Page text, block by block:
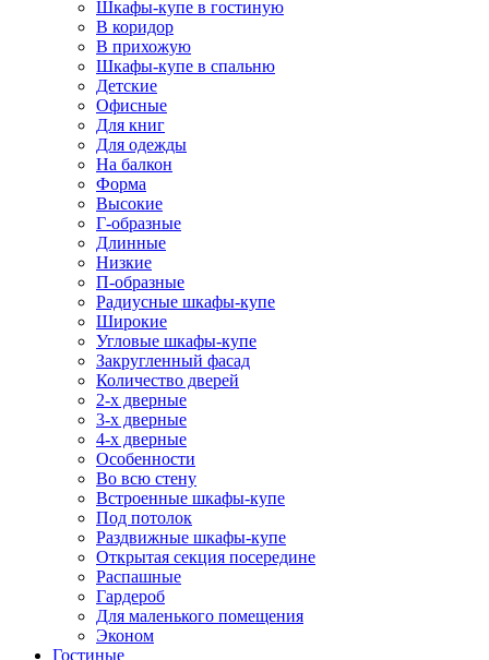
Шкафы-купе в гостиную
В коридор
В прихожую
Шкафы-купе в спальню
Детские
Офисные
Для книг
Для одежды
На балкон
Форма
Высокие
Г-образные
Длинные
Низкие
П-образные
Радиусные шкафы-купе
Широкие
Угловые шкафы-купе
Закругленный фасад
Количество дверей
2-х дверные
3-х дверные
4-х дверные
Особенности
Во всю стену
Встроенные шкафы-купе
Под потолок
Раздвижные шкафы-купе
Открытая секция посередине
Распашные
Гардероб
Для маленького помещения
Эконом
Гостиные